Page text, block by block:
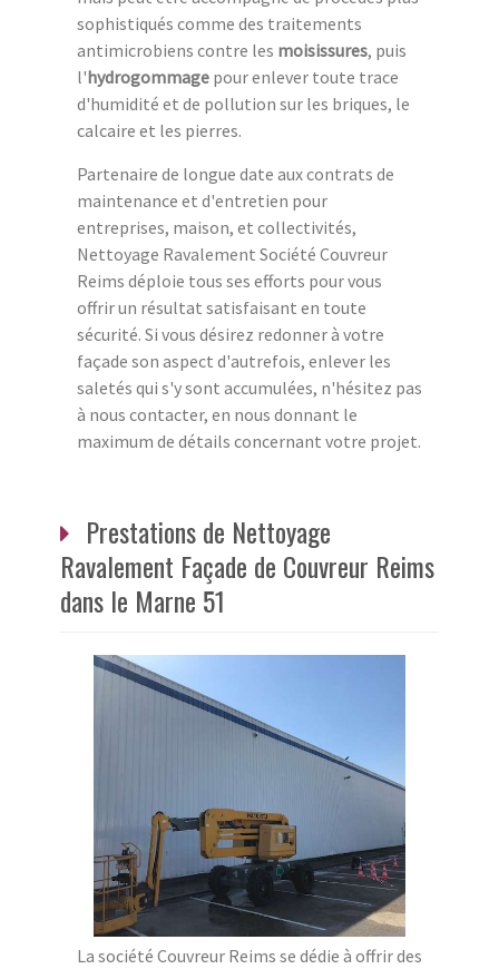
sophistiqués comme des traitements
antimicrobiens contre les moisissures, puis
l'hydrogommage pour enlever toute trace
d'humidité et de pollution sur les briques, le
calcaire et les pierres.
Partenaire de longue date aux contrats de
maintenance et d'entretien pour
entreprises, maison, et collectivités,
Nettoyage Ravalement Société Couvreur
Reims déploie tous ses efforts pour vous
offrir un résultat satisfaisant en toute
sécurité. Si vous désirez redonner à votre
façade son aspect d'autrefois, enlever les
saletés qui s'y sont accumulées, n'hésitez pas
à nous contacter, en nous donnant le
maximum de détails concernant votre projet.
Prestations de Nettoyage
Ravalement Façade de Couvreur Reims
dans le Marne 51
La société Couvreur Reims se dédie à offrir des